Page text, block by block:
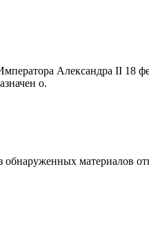
Александра II 18
о.
материалов